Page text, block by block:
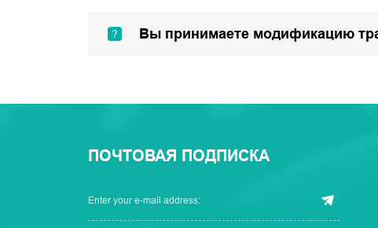
Вы принимаете модификацию
ПОЧТОВАЯ ПОДПИСКА